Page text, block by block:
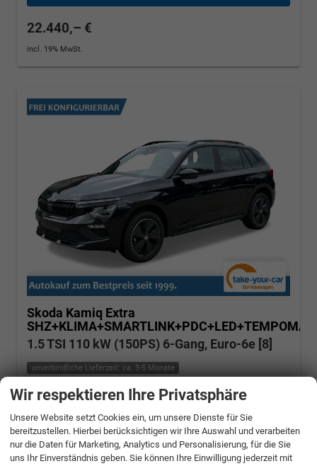
22.440,– €
incl. 19% MwSt.
Skoda Kamiq Extra
SHZ+KLIMA+SMARTLINK+PDC+LED+TEMPOMAT
1.5 TSI 110 kW (150PS) 6-Gang, Euro-6e [8]
unverbindliche Lieferzeit: ca. 3-5 Monate
Fahrzeugnr.: 508975
Benzin
Neuwagen
Verbrauch kombiniert:
5,70 l/100km
CO -Klasse:
D
CO2-Emissionen: 129,00 g/km
» Angebotdetails
Wir respektieren Ihre Privatsphäre
Unsere Website setzt Cookies ein, um unsere Dienste für Sie
bereitzustellen. Hierbei berücksichtigen wir Ihre Auswahl und verarbeiten
nur die Daten für Marketing, Analytics und Personalisierung, für die Sie
uns Ihr Einverständnis geben. Sie können Ihre Einwilligung jederzeit mit